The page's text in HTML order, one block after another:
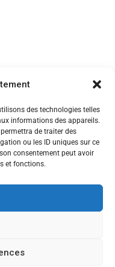
des technologies telles
informations des appareils.
de traiter des
ou les ID uniques sur ce
consentement peut avoir
et fonctions.
MAINTENANT